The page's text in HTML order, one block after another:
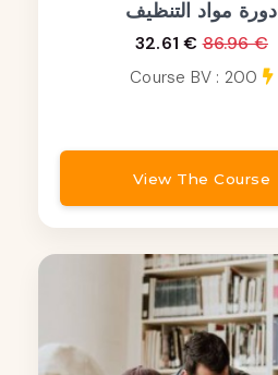
دورة مواد التنظيف
32.61 € 86.96 €
Course BV : 200
View The Course